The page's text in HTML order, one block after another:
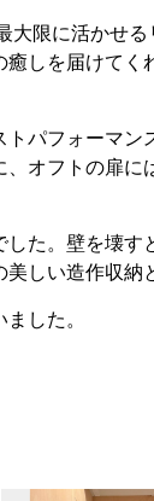
大限に活かせ
しを届けてく
パフォーマ
オフトの扉
た。壁を壊す
しい造作収納
した。